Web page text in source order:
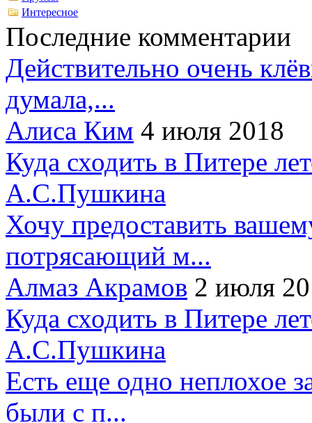
Интересное
Последние комментарии
Действительно очень
думала,...
Алиса Ким 4 июля 2018
Куда сходить в Питере
А.С.Пушкина
Хочу предоставить
потрясающий м...
Алмаз Акрамов 2 июля
Куда сходить в Питере
А.С.Пушкина
Есть еще одно неплохое
были с п...